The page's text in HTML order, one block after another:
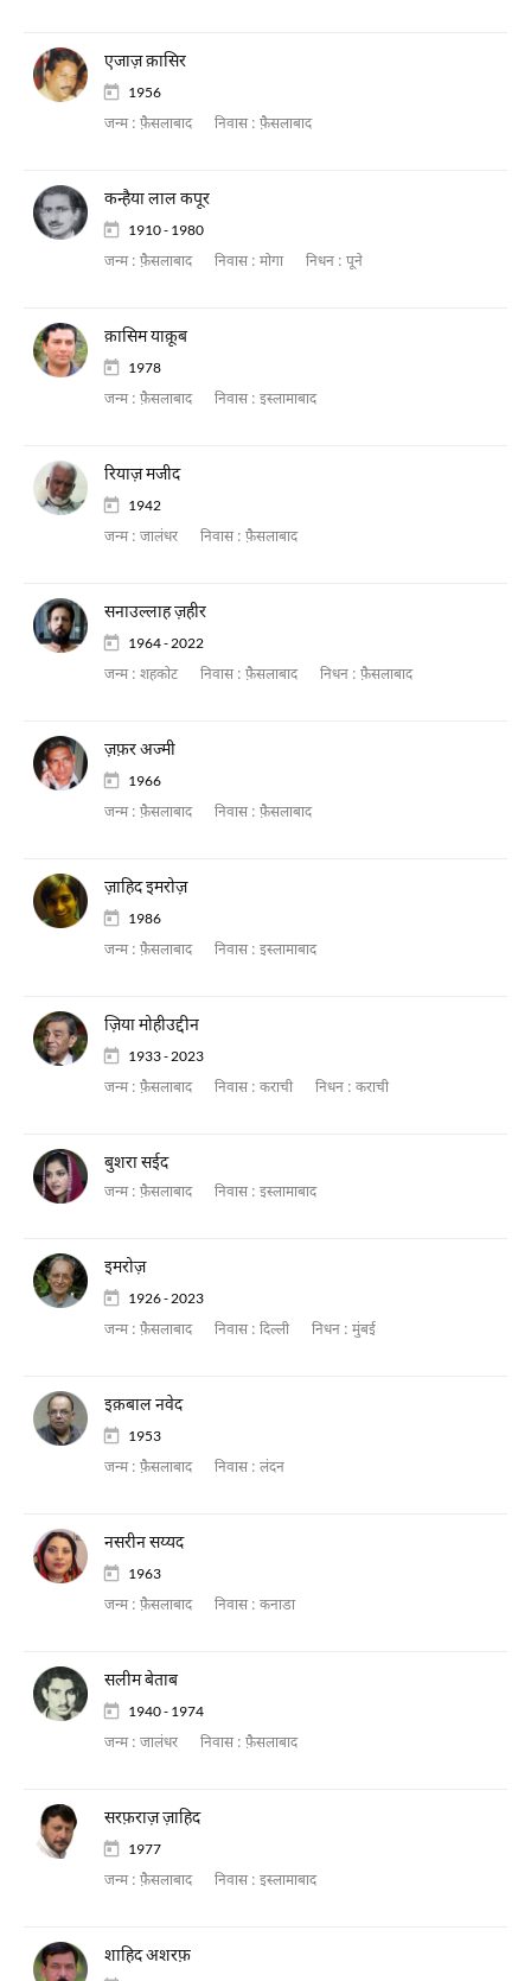
एजाज़ क़ासिर
1956
जन्म : फ़ैसलाबाद निवास : फ़ैसलाबाद
कन्हैया लाल कपूर
1910 - 1980
जन्म : फ़ैसलाबाद निवास : मोगा निधन : पूने
क़ासिम याक़ूब
1978
जन्म : फ़ैसलाबाद निवास : इस्लामाबाद
रियाज़ मजीद
1942
जन्म : जालंधर निवास : फ़ैसलाबाद
सनाउल्लाह ज़हीर
1964 - 2022
जन्म : शहकोट निवास : फ़ैसलाबाद निधन : फ़ैसलाबाद
ज़फ़र अज्मी
1966
जन्म : फ़ैसलाबाद निवास : फ़ैसलाबाद
ज़ाहिद इमरोज़
1986
जन्म : फ़ैसलाबाद निवास : इस्लामाबाद
ज़िया मोहीउद्दीन
1933 - 2023
जन्म : फ़ैसलाबाद निवास : कराची निधन : कराची
बुशरा सईद
जन्म : फ़ैसलाबाद निवास : इस्लामाबाद
इमरोज़
1926 - 2023
जन्म : फ़ैसलाबाद निवास : दिल्ली निधन : मुंबई
इक़बाल नवेद
1953
जन्म : फ़ैसलाबाद निवास : लंदन
नसरीन सय्यद
1963
जन्म : फ़ैसलाबाद निवास : कनाडा
सलीम बेताब
1940 - 1974
जन्म : जालंधर निवास : फ़ैसलाबाद
सरफ़राज़ ज़ाहिद
1977
जन्म : फ़ैसलाबाद निवास : इस्लामाबाद
शाहिद अशरफ़